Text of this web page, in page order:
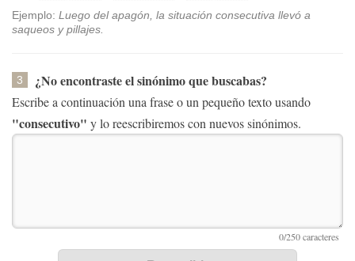
Ejemplo: Luego del apagón, la situación consecutiva llevó a
saqueos y pillajes.
3 ¿No encontraste el sinónimo que buscabas?
Escribe a continuación una frase o un pequeño texto usando
"consecutivo" y lo reescribiremos con nuevos sinónimos.